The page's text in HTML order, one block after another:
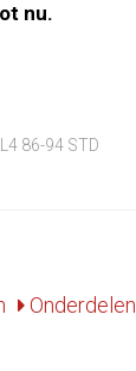
nu.
86-94 STD
Onderdelen